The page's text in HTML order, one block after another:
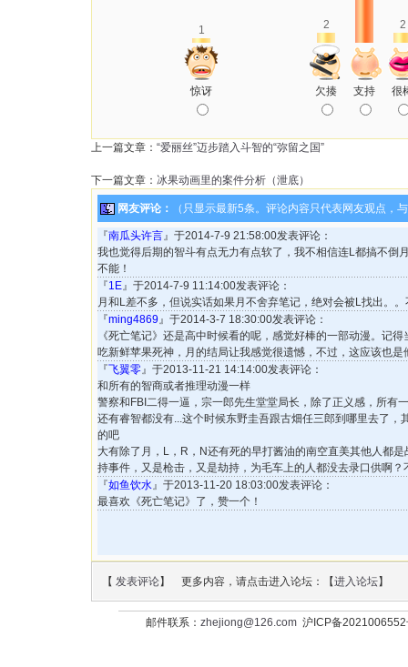
1 2 2
惊讶 欠揍 支持 很
上一篇文章： “爱丽丝”迈步踏入斗智的“弥留之国”
下一篇文章： 冰果动画里的案件分析（泄底）
网友评论： （只显示最新5条。评论内容只代表网友观点，
『南瓜头许言』于2014-7-9 21:58:00发表评论：
我也觉得后期的智斗有点无力有点软了，我不相信连L都搞不倒
不能！
『1E』于2014-7-9 11:14:00发表评论：
月和L差不多，但说实话如果月不舍弃笔记，绝对会被L找出。
『ming4869』于2014-3-7 18:30:00发表评论：
《死亡笔记》还是高中时候看的呢，感觉好棒的一部动漫。记
吃新鲜苹果死神，月的结局让我感觉很遗憾，不过，这应该也是
『飞翼零』于2013-11-21 14:14:00发表评论：
和所有的智商或者推理动漫一样
警察和FBI二得一逼，宗一郎先生堂堂局长，除了正义感，所有
还有睿智都没有...这个时候东野圭吾跟古畑任三郎到哪里去了，
的吧
大有除了月，L，R，N还有死的早打酱油的南空直美其他人都
持事件，又是枪击，又是劫持，为毛车上的人都没去录口供啊
『如鱼饮水』于2013-11-20 18:03:00发表评论：
最喜欢《死亡笔记》了，赞一个！
【 发表评论】 更多内容，请点击进入论坛：【进入论坛】
邮件联系： zhejiong@126.com沪ICP备